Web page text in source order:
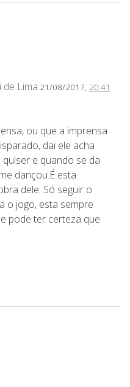
de Lima 21/08/2017, 20:41
ou que a imprensa
dai ele acha
e quando se da
dançou.É esta
dele. Só seguir o
o jogo, esta sempre
pode ter certeza que